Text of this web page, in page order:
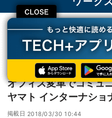
TECH+ 企業IT
ワークスタイル
オフィス変革でコミュニケーション活
オフィス変革でコミュ
ヤマト インターナショ
掲載日 2018/03/30 10:44